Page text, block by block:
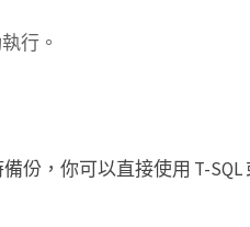
行。
份，你可以直接使用 T-SQL